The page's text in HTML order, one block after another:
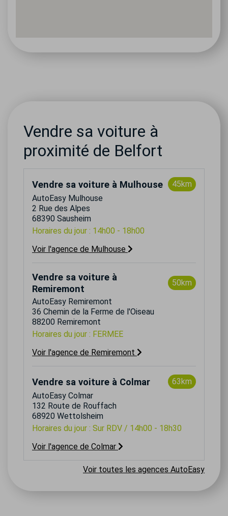
Vendre sa voiture à
proximité de Belfort
Vendre sa voiture à Mulhouse
45km
AutoEasy Mulhouse
2 Rue des Alpes
68390 Sausheim
Horaires du jour : 14h00 - 18h00
Voir l'agence de Mulhouse
Vendre sa voiture à
Remiremont
50km
AutoEasy Remiremont
36 Chemin de la Ferme de l'Oiseau
88200 Remiremont
Horaires du jour : FERMEE
Voir l'agence de Remiremont
Vendre sa voiture à Colmar
63km
AutoEasy Colmar
132 Route de Rouffach
68920 Wettolsheim
Horaires du jour : Sur RDV / 14h00 - 18h30
Voir l'agence de Colmar
Voir toutes les agences AutoEasy